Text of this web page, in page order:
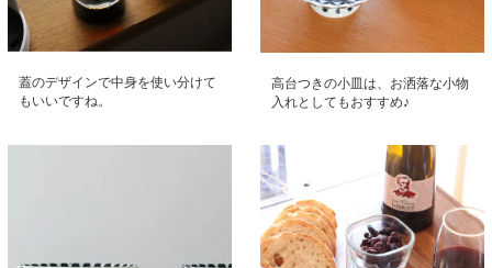
蓋のデザインで中身を使い分けて
もいいですね。
高台つきの小皿は、お洒落な小物
入れとしてもおすすめ♪